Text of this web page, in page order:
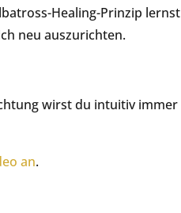
Healing-Prinzip
neu auszurichten.
wirst du intuitiv
an.